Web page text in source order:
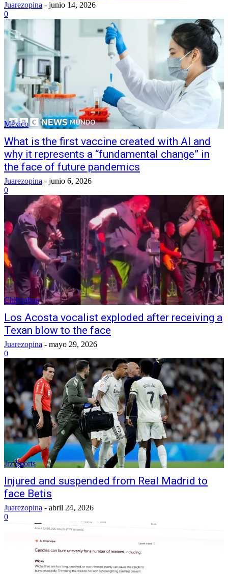
Juarezopina - junio 14, 2026
0
México
What is the first vaccine created with AI and
why it represents a “fundamental change” in
the face of future pandemics
Juarezopina - junio 6, 2026
0
Chihuahua
Los Acosta vocalist exploded after receiving a
Texan blow to the face
Juarezopina - mayo 29, 2026
0
Jrz Sports
Injured and suspended from Real Madrid to
face Betis
Juarezopina - abril 24, 2026
0